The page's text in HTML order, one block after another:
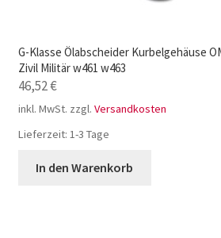
G-Klasse Ölabscheider Kurbelgehäuse
Zivil Militär w461 w463
46,52€
inkl. MwSt. zzgl. Versandkosten
Lieferzeit: 1-3 Tage
In den Warenkorb